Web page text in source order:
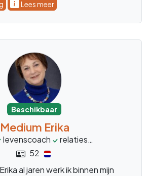
Lees meer
Beschikbaar
Medium Erika
levenscoach relaties
52
al jaren werk ik binnen mijn